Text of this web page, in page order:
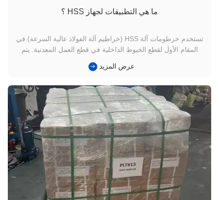
ما هي التطبيقات لجهاز HSS ؟
تستخدم خرطومات آلة HSS (خراطيم آلة الفولاذ عالية السرعة) في
المقام الأول لقطع الخيوط الداخلية في قطع العمل المعدنية. يتم
التصنيع,السيارات والفضاء والإلكترونيات، وهنا تطبيقات رئيسية من
هو ...
عرض المزيد